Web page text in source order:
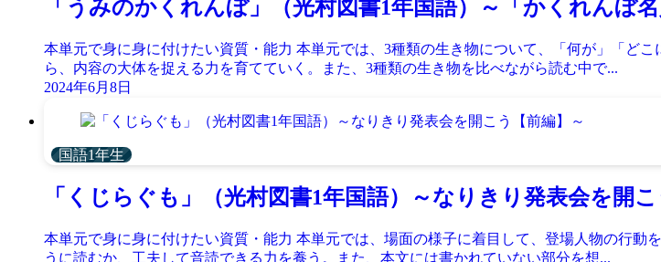
「うみのかくれんぼ」（光村図書1年国語）～「かくれんぼ
本単元で身に身に付けたい資質・能力 本単元では、3種類の生き物について、「何が」「ど
ら、内容の大体を捉える力を育てていく。また、3種類の生き物を比べながら読む中で...
2024年6月8日
国語1年生
「くじらぐも」（光村図書1年国語）～なりきり発表会を開
本単元で身に身に付けたい資質・能力 本単元では、場面の様子に着目して、登場人物の行
うに読むか、工夫して音読できる力を養う。また、本文には書かれていない部分を想...